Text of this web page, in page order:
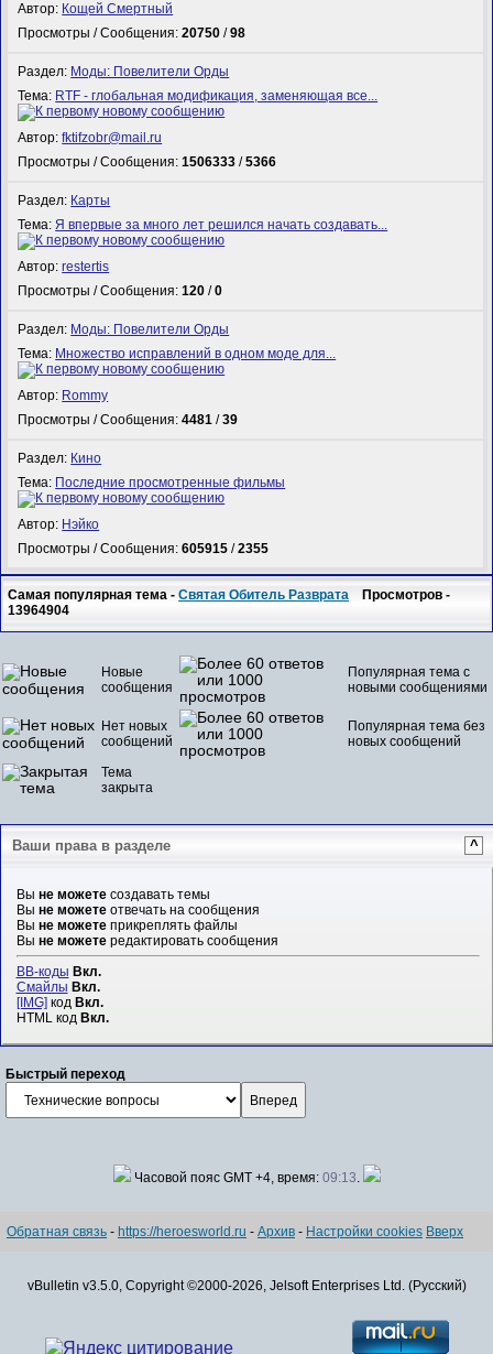
Автор: Кощей Смертный
Просмотры / Сообщения:20750 /98
Раздел: Моды: Повелители Орды
Тема: RTF - глобальная модификация, заменяющая все...
Автор:fktifzobr@mail.ru
Просмотры / Сообщения:1506333 /5366
Раздел: Карты
Тема:Я впервые за много лет решился начать создавать...
Автор:restertis
Просмотры / Сообщения:120 /0
Раздел: Моды: Повелители Орды
Тема: Множество исправлений в одном моде для...
Автор: Rommy
Просмотры / Сообщения:4481 /39
Раздел: Кино
Тема: Последние просмотренные фильмы
Автор: Нэйко
Просмотры / Сообщения:605915 /2355
Самая популярная тема -Святая Обитель Разврата Просмотров -
13964904
Новые
сообщения
Популярная тема с
новыми сообщениями
Нет новых
сообщений
Популярная тема без
новых сообщений
Тема
закрыта
Ваши права в разделе ^
Вы не можетесоздавать темы
Вы не можетеотвечать на сообщения
Вы не можетеприкреплять файлы
Вы не можетередактировать сообщения
BB-коды Вкл.
Смайлы Вкл.
[IMG]код Вкл.
HTML код Вкл.
Быстрый переход
Часовой пояс GMT +4, время: 09:13.
Обратная связь - https://heroesworld.ru - Архив - Настройки cookies Вверх
vBulletin v3.5.0, Copyright ©2000-2026, Jelsoft Enterprises Ltd. (Русский)